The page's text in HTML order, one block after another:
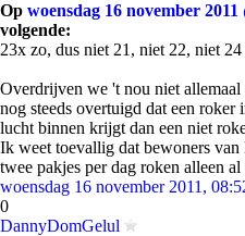
Op woensdag 16 november 2011
volgende:
23x zo, dus niet 21, niet 22, niet
Overdrijven we 't nou niet allemaal
nog steeds overtuigd dat een
lucht binnen krijgt dan een niet
Ik weet toevallig dat bewoners
twee pakjes per dag roken alleen
woensdag 16 november 2011,
0
DannyDomGelul